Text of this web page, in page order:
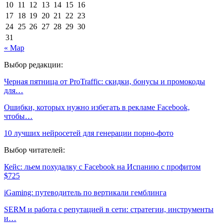
10 11 12 13 14 15 16
17 18 19 20 21 22 23
24 25 26 27 28 29 30
31
« Мар
Выбор редакции:
Черная пятница от ProTraffic: скидки, бонусы и промокоды
для…
Ошибки, которых нужно избегать в рекламе Facebook,
чтобы…
10 лучших нейросетей для генерации порно-фото
Выбор читателей:
Кейс: льем похудалку c Facebook на Испанию с профитом
$725
iGaming: путеводитель по вертикали гемблинга
SERM и работа с репутацией в сети: стратегии, инструменты
и…